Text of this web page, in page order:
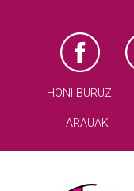
HONI BURUZ
ARAUAK